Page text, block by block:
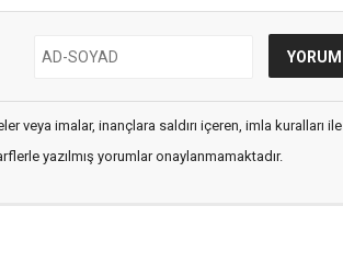
veya imalar, inançlara saldırı içeren, imla kuralları ile
yazılmış yorumlar onaylanmamaktadır.